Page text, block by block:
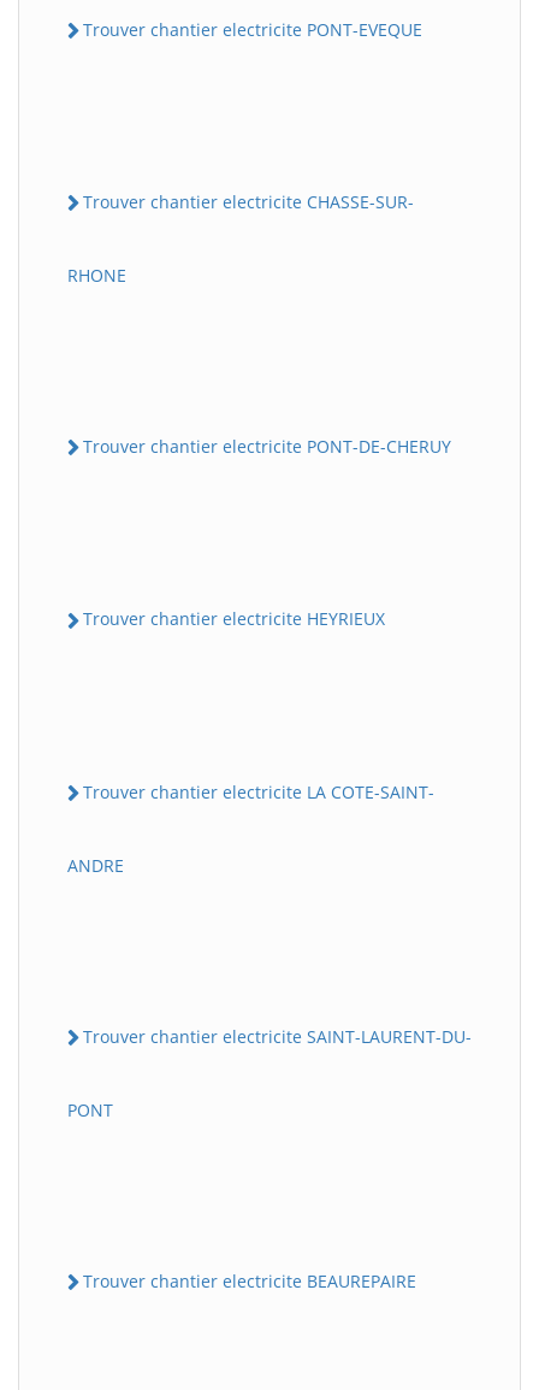
Trouver chantier electricite PONT-EVEQUE
Trouver chantier electricite CHASSE-SUR-
RHONE
Trouver chantier electricite PONT-DE-CHERUY
Trouver chantier electricite HEYRIEUX
Trouver chantier electricite LA COTE-SAINT-
ANDRE
Trouver chantier electricite SAINT-LAURENT-DU-
PONT
Trouver chantier electricite BEAUREPAIRE